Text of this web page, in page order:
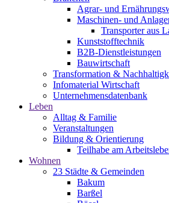
Agrar- und
Maschinen- und
Transporter aus
Kunststofftechnik
B2B-Dienstleistungen
Bauwirtschaft
Transformation &
Infomaterial Wirtschaft
Unternehmensdatenbank
Leben
Alltag & Familie
Veranstaltungen
Bildung & Orientierung
Teilhabe am
Wohnen
23 Städte & Gemeinden
Bakum
Barßel